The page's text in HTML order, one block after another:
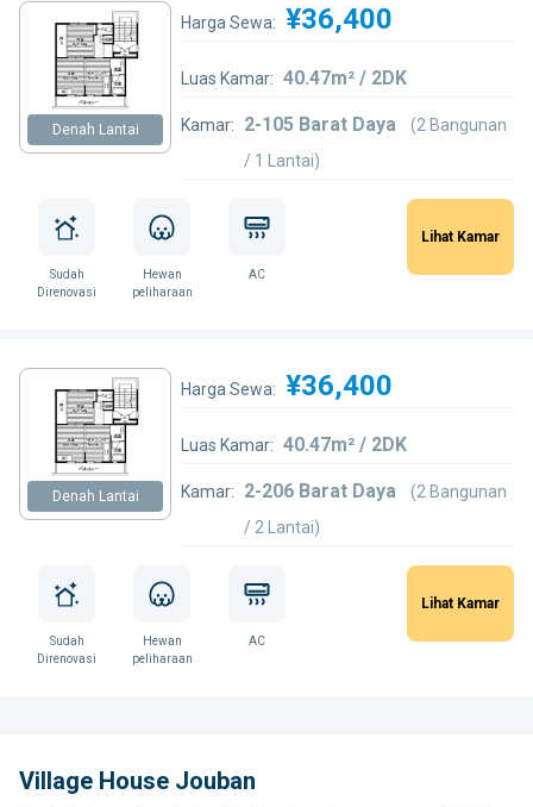
Denah Lantai
Harga Sewa: ¥36,400
Luas Kamar: 40.47m² / 2DK
Kamar: 2-105 Barat Daya
(2 Bangunan
/ 1 Lantai)
Sudah
Direnovasi
Hewan
peliharaan
AC
Lihat Kamar
Denah Lantai
Harga Sewa: ¥36,400
Luas Kamar: 40.47m² / 2DK
Kamar: 2-206 Barat Daya
(2 Bangunan
/ 2 Lantai)
Sudah
Direnovasi
Hewan
peliharaan
AC
Lihat Kamar
Village House Jouban